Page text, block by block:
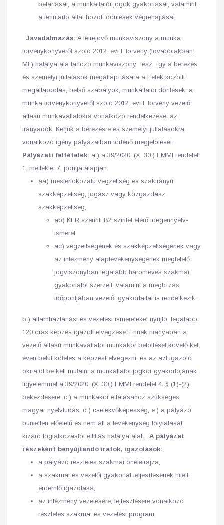
betartását, a munkáltatói jogok gyakorlását, valamint
a fenntartó által hozott döntések végrehajtását.
Javadalmazás: A létrejövő munkaviszony a munka
törvénykönyvéről szóló 2012. évi I. törvény (továbbiakban:
Mt.) hatálya alá tartozó munkaviszony lesz, így a bérezés
és személyi juttatások megállapítására a Felek közötti
megállapodás, belső szabályok, munkáltatói döntések, a
munka törvénykönyvéről szóló 2012. évi I. törvény vezető
állású munkavállalókra vonatkozó rendelkezései az
irányadók. Kérjük a bérezésre és személyi juttatásokra
vonatkozó igény pályázatban történő megjelölését.
Pályázati feltételek: a.) a 39/2020. (X. 30.) EMMI rendelet
1. melléklet 7. pontja alapján:
aa) mesterfokozatú végzettség és szakirányú
szakképzettség, jogász vagy közgazdász
szakképzettség,
ab) KER szerinti B2 szintet elérő idegennyelv-
ismeret
ac) végzettségének és szakképzettségének vagy
az intézmény alaptevékenységének megfelelő
jogviszonyban legalább hároméves szakmai
gyakorlatot szerzett, valamint a megbízás
időpontjában vezetői gyakorlattal is rendelkezik.
b.) államháztartási és vezetési ismereteket nyújtó, legalább
120 órás képzés igazolt elvégzése. Ennek hiányában a
vezető állású munkavállalói munkakör betöltését követő két
éven belül köteles a képzést elvégezni, és az azt igazoló
okiratot be kell mutatni a munkáltatói jogkör gyakorlójának
figyelemmel a 39/2020. (X. 30.) EMMI rendelet 4. § (1)-(2)
bekezdésére. c.) a munkakör ellátásához szükséges
magyar nyelvtudás, d.) cselekvőképesség, e.) a pályázó
büntetlen előéletű és nem áll a tevékenység folytatását
kizáró foglalkozástól eltiltás hatálya alatt.​ A pályázat
részeként benyújtandó iratok, igazolások:
a pályázó részletes szakmai önéletrajza,
a szakmai és vezetői gyakorlat teljesítésének hitelt
érdemlő igazolása,
az intézmény vezetésére, fejlesztésére vonatkozó
részletes szakmai és vezetési program,